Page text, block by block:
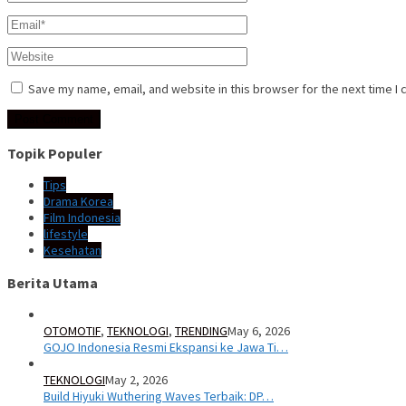
Save my name, email, and website in this browser for the next time I
Topik Populer
Tips
Drama Korea
Film Indonesia
lifestyle
Kesehatan
Berita Utama
OTOMOTIF, TEKNOLOGI, TRENDINGMay 6, 2026
GOJO Indonesia Resmi Ekspansi ke Jawa Ti…
TEKNOLOGIMay 2, 2026
Build Hiyuki Wuthering Waves Terbaik: DP…